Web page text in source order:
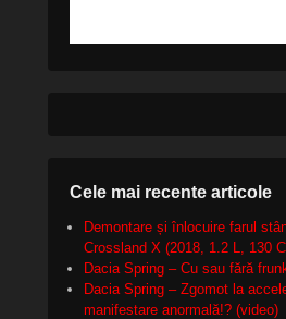
Cele mai recente articole
Demontare și înlocuire farul
Crossland X (2018, 1.2 L, 130
Dacia Spring – Cu sau fără
Dacia Spring – Zgomot la
manifestare anormală!? (video)